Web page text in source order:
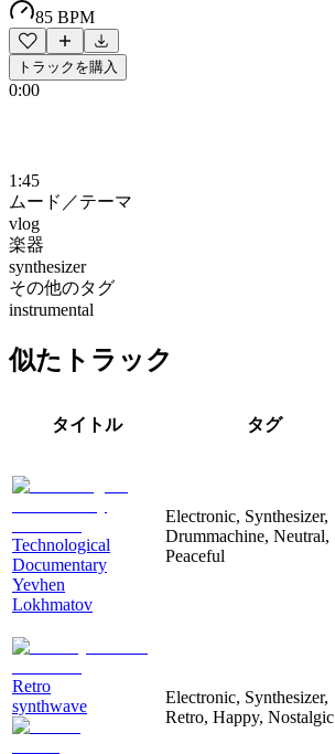
85 BPM
トラックを購入
0:00
1:45
ムード／テーマ
vlog
楽器
synthesizer
その他のタグ
instrumental
似たトラック
タイトル タグ
Technological
Documentary
Yevhen
Lokhmatov
Electronic, Synthesizer,
Drummachine, Neutral,
Peaceful
Retro
synthwave
Electronic, Synthesizer,
Retro, Happy, Nostalgic